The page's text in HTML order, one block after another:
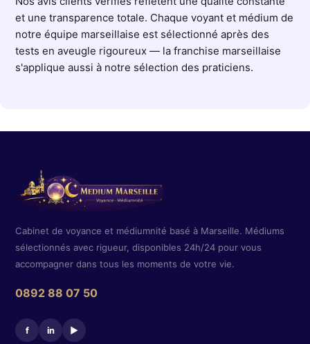
et une transparence totale. Chaque voyant et médium de
notre équipe marseillaise est sélectionné après des
tests en aveugle rigoureux — la franchise marseillaise
s'applique aussi à notre sélection des praticiens.
Cabinet de voyance et médiumnité basé à Marseille. Médiums
sélectionnés avec rigueur, disponibles 24h/24 pour vous
accompagner dans tous les moments de votre vie.
0892 88 07 50
f in ▶